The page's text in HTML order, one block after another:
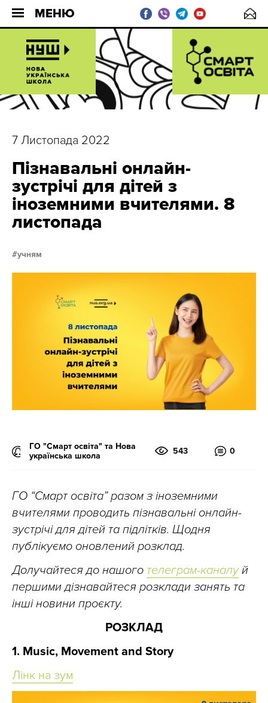
МЕНЮ
7 Листопада 2022
Пізнавальні онлайн-
зустрічі для дітей з
іноземними вчителями. 8
листопада
учням
ГО "Смарт освіта" та Нова
українська школа
543 0
ГО “Смарт освіта” разом з іноземними
вчителями проводить пізнавальні онлайн-
зустрічі для дітей та підлітків. Щодня
публікуємо оновлений розклад.
Долучайтеся до нашого телеграм-каналуй
першими дізнавайтеся розклади занять та
інші новини проєкту.
РОЗКЛАД
1. Music, Movement and Story
Лінк на зум